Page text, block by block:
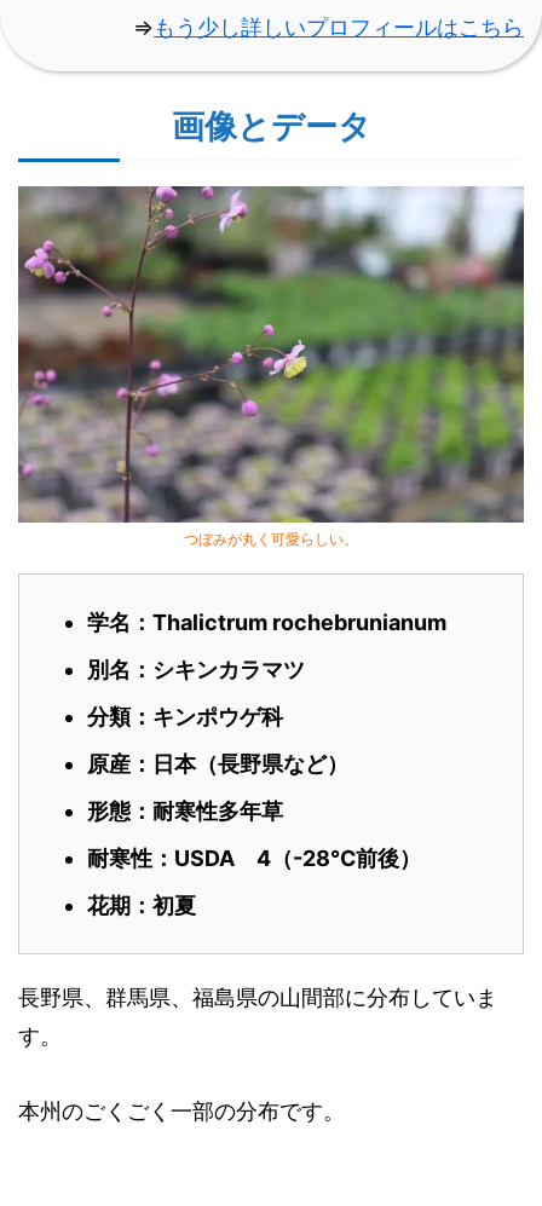
⇒もう少し詳しいプロフィールはこちら
画像とデータ
つぼみが丸く可愛らしい。
学名：Thalictrum rochebrunianum
別名：シキンカラマツ
分類：キンポウゲ科
原産：日本（長野県など）
形態：耐寒性多年草
耐寒性：USDA 4 （-28℃前後）
花期：初夏
長野県、群馬県、福島県の山間部に分布していま
す。
本州のごくごく一部の分布です。